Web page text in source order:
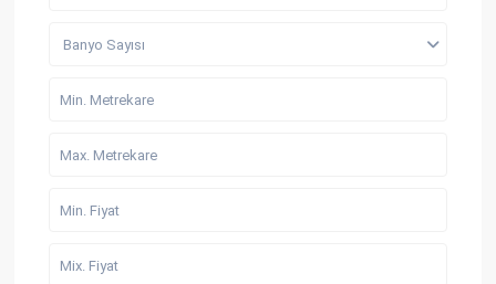
Banyo Sayısı